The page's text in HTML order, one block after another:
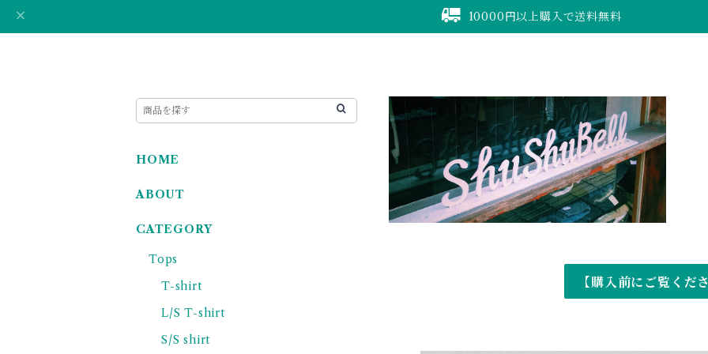
10000円以上購入で送料無料
【購入前にご覧くだ
HOME
ABOUT
CATEGORY
Tops
T-shirt
L/S T-shirt
S/S shirt